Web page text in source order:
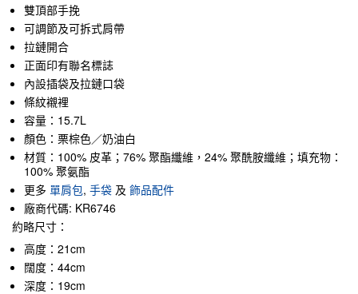
雙頂部手挽
可調節及可拆式肩帶
拉鏈開合
正面印有聯名標誌
內設插袋及拉鏈口袋
條紋襯裡
容量：15.7L
顏色：栗棕色／奶油白
材質：100% 皮革；76% 聚酯纖維，24% 聚酰胺纖維；填充物：
100% 聚氨酯
更多 單肩包, 手袋 及 飾品配件
廠商代碼: KR6746
約略尺寸：
高度：21cm
闊度：44cm
深度：19cm